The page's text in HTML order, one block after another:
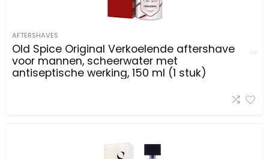
AFTERSHAVES
Old Spice Original Verkoelende aftershave
voor mannen, scheerwater met
antiseptische werking, 150 ml (1 stuk)